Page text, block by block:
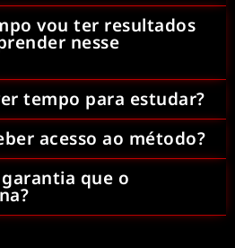
vou ter resultados
nesse
tempo para estudar?
acesso ao método?
que o